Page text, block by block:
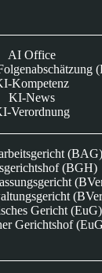
AI Office
Kompetenz
KI-News
Verordnung
(BAG)
(BGH)
Gericht (EuG)
Gerichtshof